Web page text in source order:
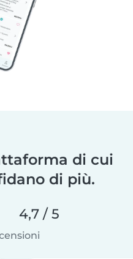
di cui
di più.
4,7 / 5